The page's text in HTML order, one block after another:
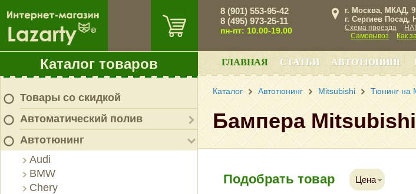
Каталог товаров
Товары со скидкой
Автоматический полив
Автотюнинг
Audi
BMW
Chery
8 (901) 553-95-42
8 (495) 973-25-11
пн-пт: 10.00-19.00
г. Москва, МКАД,
г. Сергиев Посад,
Схема проезда
Самовывоз
Как
ГЛАВНАЯ СТАТЬИ АВТОТЮНИНГ
Каталог Автотюнинг Mitsubishi Тюнинг на
Бампера
Подобрать товар Цена